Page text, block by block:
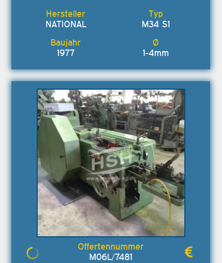
NATIONAL M34 S1
1977 1-4mm
M06L/7481